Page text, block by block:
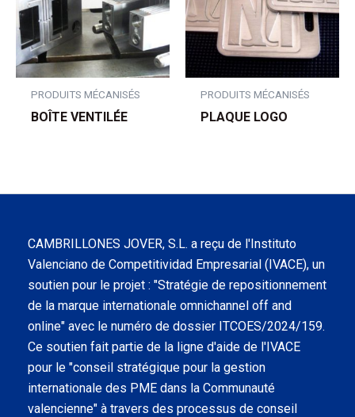
PRODUITS MÉCANISÉS
BOÎTE VENTILÉE
PRODUITS MÉCANISÉS
PLAQUE LOGO
CAMBRILLONES JOVER, S.L. a reçu de l'Instituto
Valenciano de Competitividad Empresarial (IVACE), un
soutien pour le projet : "Stratégie de repositionnement
de la marque internationale omnichannel off and
online" avec le numéro de dossier ITCOES/2024/159.
Ce soutien fait partie de la ligne d'aide de l'IVACE
pour le "conseil stratégique pour la gestion
internationale des PME dans la Communauté
valencienne" à travers des processus de conseil